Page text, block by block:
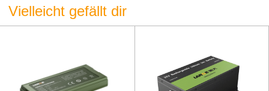
Vielleicht gefällt dir